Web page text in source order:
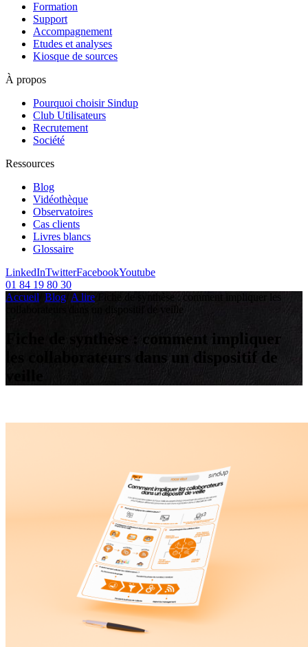
Formation
Support
Accompagnement
Etudes et analyses
Kiosque de sources
À propos
Pourquoi choisir Sindup
Club Utilisateurs
Recrutement
Société
Ressources
Blog
Vidéothèque
Observatoires
Cas clients
Livres blancs
Glossaire
LinkedInTwitterFacebookYoutube
01 84 19 80 30
Accueil Blog A lire
Fiche de synthèse : comment impliquer les
collaborateurs dans un dispositif de veille
Fiche de synthèse : comment impliquer
les collaborateurs dans un dispositif de